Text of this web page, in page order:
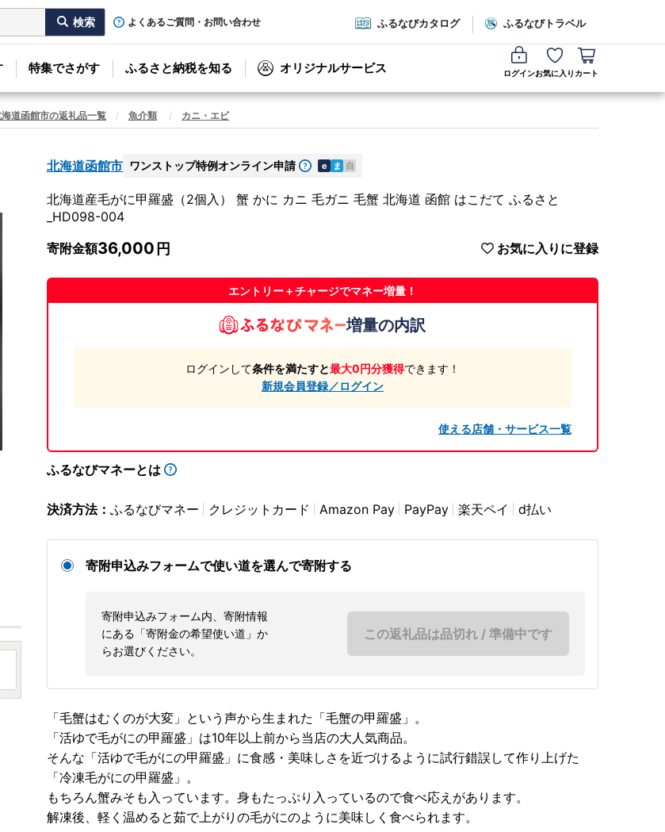
よくあるご質問・お問い合わせ ふるなびカタログ ふるなびトラベル
特集でさがす ふるさと納税を知る オリジナルサービス ログインお気に入り カート
道函館市の返礼品一覧 魚介類 カニ・エビ
北海道函館市 ワンストップ特例オンライン申請 e ま 自
北海道産毛がに甲羅盛（2個入） 蟹 かに カニ 毛ガニ 毛蟹 北海道 函館 はこだて ふるさと
_HD098-004
寄附金額36,000 お気に入りに登録
エントリー＋チャージでマネー増量！
増量の内訳
ログインして条件を満たすと最大0円分獲得できます！
新規会員登録／ログイン
使える店舗・サービス一覧
ふるなびマネーとは
決済方法： ふるなびマネー クレジットカード Amazon Pay PayPay 楽天ペイ d払い
寄附申込みフォームで使い道を選んで寄附する
寄附申込みフォーム内、寄附情報
にある「寄附金の希望使い道」か
らお選びください。
この返礼品は品切れ / 準備中です
「毛蟹はむくのが大変」という声から生まれた「毛蟹の甲羅盛」。
「活ゆで毛がにの甲羅盛」は10年以上前から当店の大人気商品。
そんな「活ゆで毛がにの甲羅盛」に食感・美味しさを近づけるように試行錯誤して作り上げた
「冷凍毛がにの甲羅盛」。
もちろん蟹みそも入っています。身もたっぷり入っているので食べ応えがあります。
解凍後、軽く温めると茹で上がりの毛がにのように美味しく食べられます。